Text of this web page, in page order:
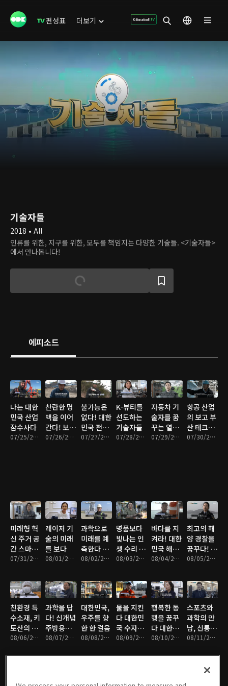
편성표 더보기
기술자들
2018 • All
인류를 위한, 지구를 위한, 모두를 책임지는 다양한 기술들. <기술자들>
에서 만나봅니다!
에피소드
나는 대한
민국 산업
잠수사다
07/25/2025 • 12분
찬란한 명
맥을 이어
간다! 보석
기술자들07/26/2025 • 12분
불가능은
없다! 대한
민국 전기
기술자 07/27/2025 • 12분
K-뷰티를
선도하는
기술자들
07/28/2025 • 12분
자동차 기
술자를 꿈
꾸는 열혈
여고생 삼
07/29/2025 • 11분
항공 산업
의 보고 부
산 테크센
터
07/30/2025 • 11분
미래형 혁
신 주거 공
간 스마트
홈
07/31/2025 • 11분
레이저 기
술의 미래
를 보다
08/01/2025 • 12분
과학으로
미래를 예
측한다 기
상기술자08/02/2025 • 12분
명품보다
빛나는 인
생 수리 기
술자들 08/03/2025 • 12분
바다를 지
켜라! 대한
민국 해양
경찰
08/04/2025 • 11분
최고의 해
양 경찰을
꿈꾸다! 열
혈 신입 여
기
08/05/2025 • 11분
친환경 특
수소재, 키
토산의 재
발견
08/06/2025 • 11분
과학을 답
다! 신개념
주방용품
의 세계 08/07/2025 • 11분
대한민국,
우주를 향
한 한 걸음
08/08/2025 • 12분
물을 지킨
다 대한민
국 수자원
기술
08/09/2025 • 10분
행복한 동
행을 꿈꾸
다 대한민
국 특수 사
08/10/2025 • 12분
스포츠와
과학의 만
남, 신통방
통 테이핑
08/11/2025 • 10분